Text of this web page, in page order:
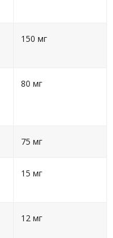
150 мг
80 мг
75 мг
15 мг
12 мг